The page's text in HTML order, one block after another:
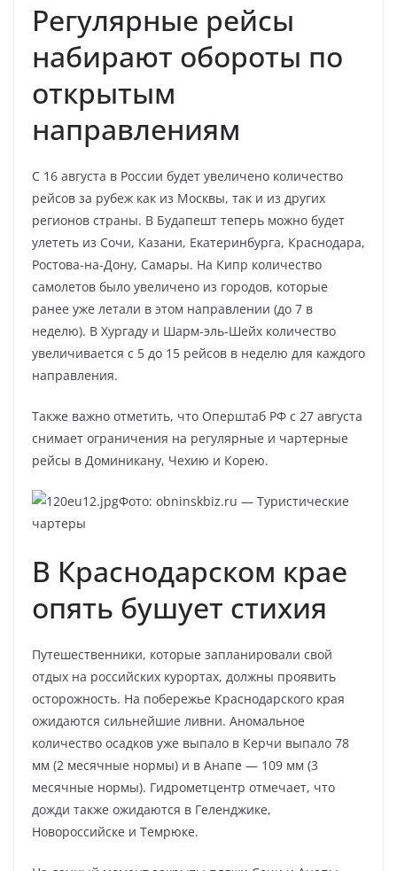
Регулярные рейсы
набирают обороты по
открытым
направлениям
C 16 августа в России будет увеличено количество
рейсов за рубеж как из Москвы, так и из других
регионов страны. В Будапешт теперь можно будет
улететь из Сочи, Казани, Екатеринбурга, Краснодара,
Ростова-на-Дону, Самары. На Кипр количество
самолетов было увеличено из городов, которые
ранее уже летали в этом направлении (до 7 в
неделю). В Хургаду и Шарм-эль-Шейх количество
увеличивается с 5 до 15 рейсов в неделю для каждого
направления.
Также важно отметить, что Оперштаб РФ с 27 августа
снимает ограничения на регулярные и чартерные
рейсы в Доминикану, Чехию и Корею.
Фото: obninskbiz.ru — Туристические
чартеры
В Краснодарском крае
опять бушует стихия
Путешественники, которые запланировали свой
отдых на российских курортах, должны проявить
осторожность. На побережье Краснодарского края
ожидаются сильнейшие ливни. Аномальное
количество осадков уже выпало в Керчи выпало 78
мм (2 месячные нормы) и в Анапе — 109 мм (3
месячные нормы). Гидрометцентр отмечает, что
дожди также ожидаются в Геленджике,
Новороссийске и Темрюке.